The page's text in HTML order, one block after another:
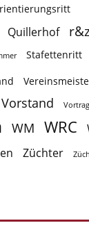
Quillerhof
Stafettenritt
Vorstand Vortrag
WM WRC
Züchter